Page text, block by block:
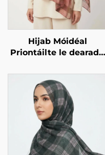
Hijab Móidéal
Priontáilte le dearadh